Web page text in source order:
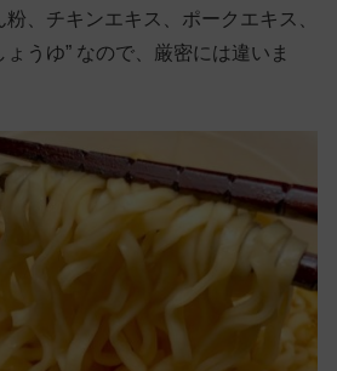
、チキンエキス、ポークエキス、
うゆ” なので、厳密には違いま